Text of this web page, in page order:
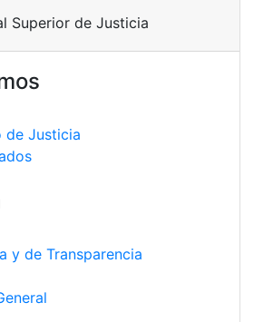
Superior de Justicia
de Justicia
y de Transparencia